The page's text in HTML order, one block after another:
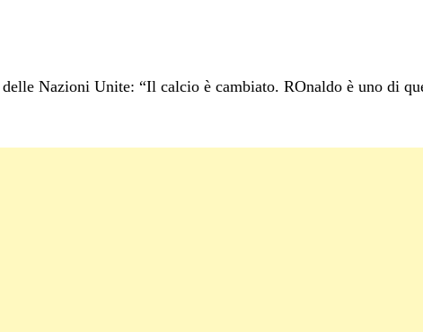
Nazioni Unite: “Il calcio è cambiato. ROnaldo è uno di